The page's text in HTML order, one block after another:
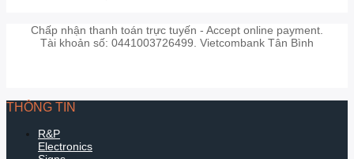
Chấp nhận thanh toán trực tuyến - Accept online payment.
Tài khoản số: 0441003726499. Vietcombank Tân Bình
THÔNG TIN
R&P
Electronics